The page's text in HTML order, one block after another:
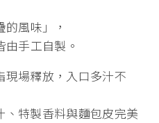
風味」，
手工自製。
現場釋放，入口多汁不
特製香料與麵包皮完美